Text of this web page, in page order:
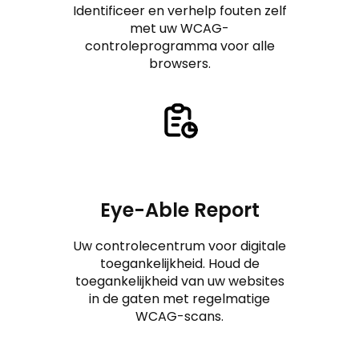
Identificeer en verhelp fouten zelf
met uw WCAG-
controleprogramma voor alle
browsers.
Eye-Able Report
Uw controlecentrum voor digitale
toegankelijkheid. Houd de
toegankelijkheid van uw websites
in de gaten met regelmatige
WCAG-scans.